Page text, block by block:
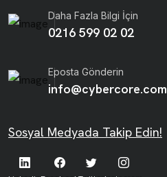
Daha Fazla Bilgi İçin
0216 599 02 02
Eposta Gönderin
Sosyal Medyada Takip Edin!